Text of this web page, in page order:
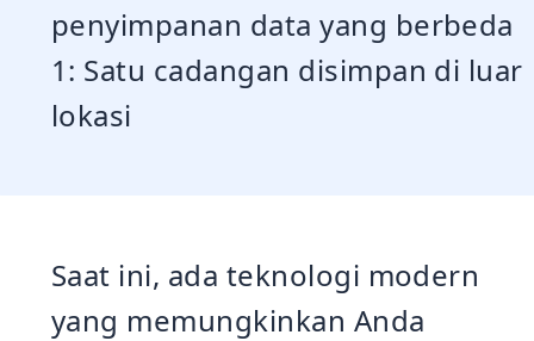
penyimpanan data yang berbeda
1: Satu cadangan disimpan di luar
lokasi
Saat ini, ada teknologi modern
yang memungkinkan Anda